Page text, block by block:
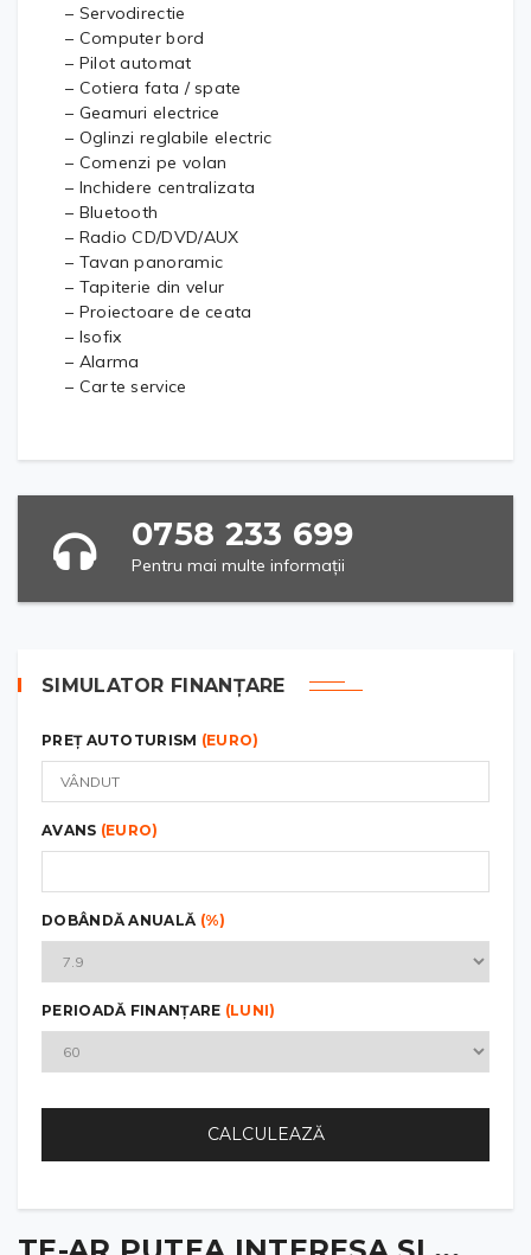
– Servodirectie
– Computer bord
– Pilot automat
– Cotiera fata / spate
– Geamuri electrice
– Oglinzi reglabile electric
– Comenzi pe volan
– Inchidere centralizata
– Bluetooth
– Radio CD/DVD/AUX
– Tavan panoramic
– Tapiterie din velur
– Proiectoare de ceata
– Isofix
– Alarma
– Carte service
0758 233 699
Pentru mai multe informații
SIMULATOR FINANȚARE
PREȚ AUTOTURISM (EURO)
AVANS (EURO)
DOBÂNDĂ ANUALĂ (%)
PERIOADĂ FINANȚARE (LUNI)
CALCULEAZĂ